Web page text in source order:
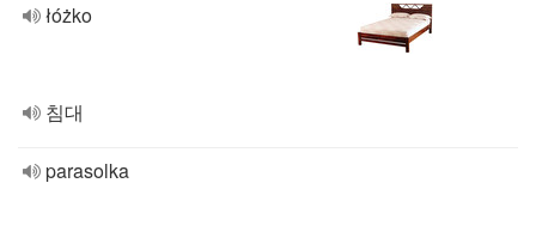
łóżko
침대
parasolka